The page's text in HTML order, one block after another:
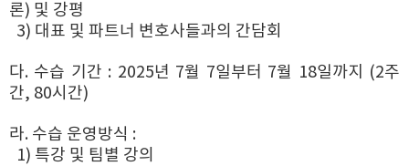
론) 및 강평
3) 대표 및 파트너 변호사들과의 간담회
다. 수습 기간 : 2025년 7월 7일부터 7월 18일까지 (2주
간, 80시간)
라. 수습 운영방식 :
1) 특강 및 팀별 강의